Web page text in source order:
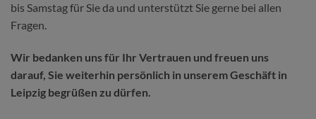
bis Samstag für Sie da und unterstützt Sie gerne bei allen
Fragen.
Wir bedanken uns für Ihr Vertrauen und freuen uns
darauf, Sie weiterhin persönlich in unserem Geschäft in
Leipzig begrüßen zu dürfen.